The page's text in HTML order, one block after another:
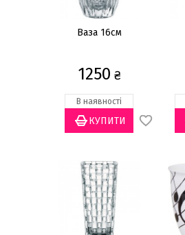
До Нового Року
На день народження
На ювілей
До дня знань
На весілля
Для чоловіка
Подарунковий
Ваза 16см
1250 ₴
В наявності